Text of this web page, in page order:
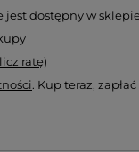
jest dostępny w
ratę)
. Kup teraz,